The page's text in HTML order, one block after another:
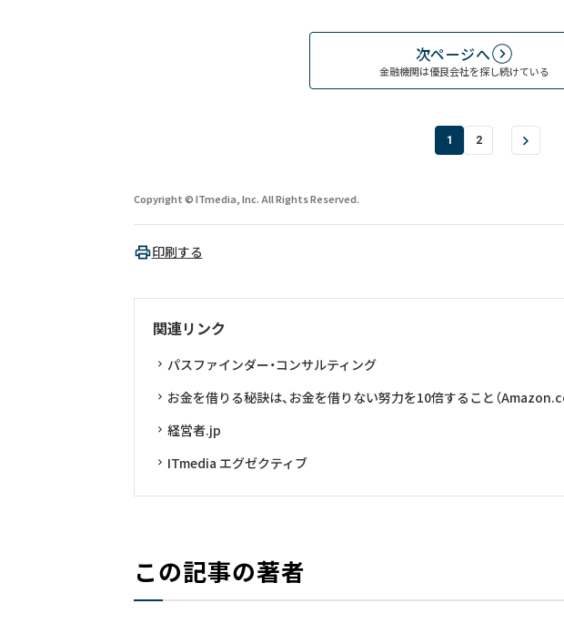
次ページへ
金融機関は優良会社を探し続けている
1 2
Copyright © ITmedia, Inc. All Rights Reserved.
印刷する
関連リンク
パスファインダー・コンサルティング
お金を借りる秘訣は、お金を借りない努力を10倍すること（
経営者.jp
ITmedia エグゼクティブ
この記事の著者